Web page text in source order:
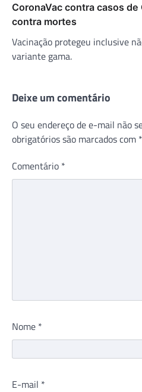
CoronaVac contra casos
contra mortes
Vacinação protegeu inclusive
variante gama.
Deixe um comentário
O seu endereço de e-mail não
obrigatórios são marcados com *
Comentário *
Nome *
E-mail *